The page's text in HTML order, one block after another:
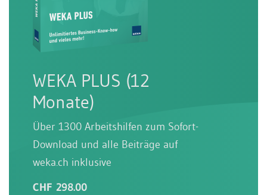
WEKA PLUS (12
Monate)
Über 1300 Arbeitshilfen zum Sofort-
Download und alle Beiträge auf
weka.ch inklusive
CHF 298.00